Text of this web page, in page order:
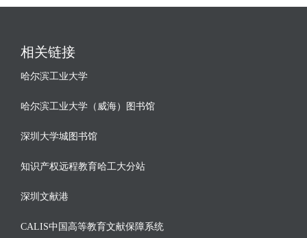
相关链接
哈尔滨工业大学
哈尔滨工业大学（威海）图书馆
深圳大学城图书馆
知识产权远程教育哈工大分站
深圳文献港
CALIS中国高等教育文献保障系统